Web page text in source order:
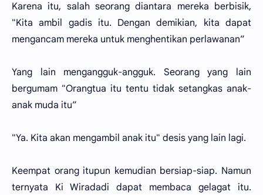
Karena itu, salah seorang diantara mereka berbisik,
"Kita ambil gadis itu. Dengan demikian, kita dapat
mengancam mereka untuk menghentikan perlawanan”
Yang lain mengangguk-angguk. Seorang yang lain
bergumam "Orangtua itu tentu tidak setangkas anak-
anak muda itu”
"Ya. Kita akan mengambil anak itu" desis yang lain lagi.
Keempat orang itupun kemudian bersiap-siap. Namun
ternyata Ki Wiradadi dapat membaca gelagat itu.